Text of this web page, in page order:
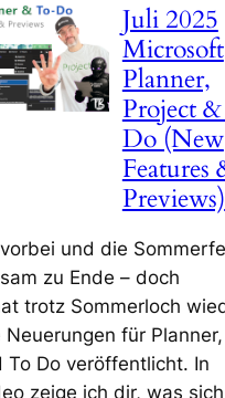
Juli 2025
Microsoft
Planner,
Project
Do (New
Features
Previews)
und die
zu Ende – doch
trotz Sommerloch
Neuerungen für Planner,
To Do veröffentlicht. In
zeige ich dir, was sich